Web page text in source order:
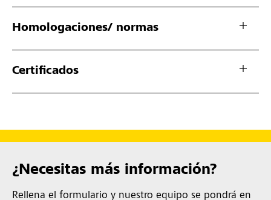
Homologaciones/ normas
Certificados
¿Necesitas más información?
Rellena el formulario y nuestro equipo se pondrá en